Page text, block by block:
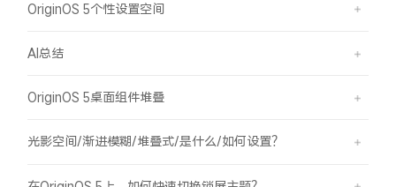
OriginOS 5个性设置空间
AI总结
OriginOS 5桌面组件堆叠
光影空间/渐进模糊/堆叠式/是什么/如何设置？